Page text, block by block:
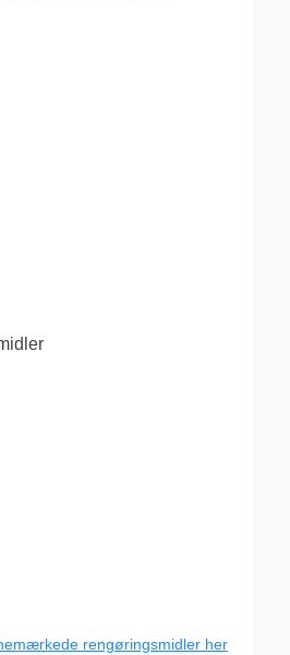
rengøringsmidler her